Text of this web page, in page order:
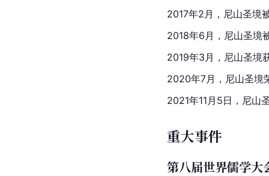
2017年2月，尼山圣境
2018年6月，尼山圣境
2019年3月，尼山圣境
2020年7月，尼山圣境
2021年11月5日，尼山
重大事件
第八届世界儒学大